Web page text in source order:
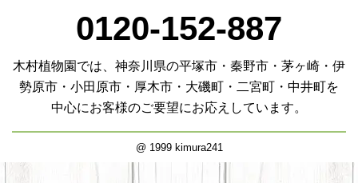
0120-152-887
木村植物園では、神奈川県の平塚市・秦野市・茅ヶ崎・伊
勢原市・小田原市・厚木市・大磯町・二宮町・中井町を
中心にお客様のご要望にお応えしています。
@ 1999 kimura241